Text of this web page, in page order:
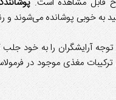
به خوبی پوشانده می‌شوند و
آرایشگران را به خود جلب
مغذی موجود در